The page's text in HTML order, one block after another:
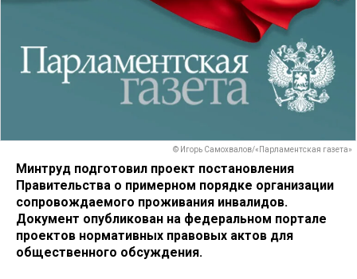
© Игорь Самохвалов/«Парламентская газета»
Минтруд подготовил проект постановления
Правительства о примерном порядке организации
сопровождаемого проживания инвалидов.
Документ опубликован на федеральном портале
проектов нормативных правовых актов для
общественного обсуждения.